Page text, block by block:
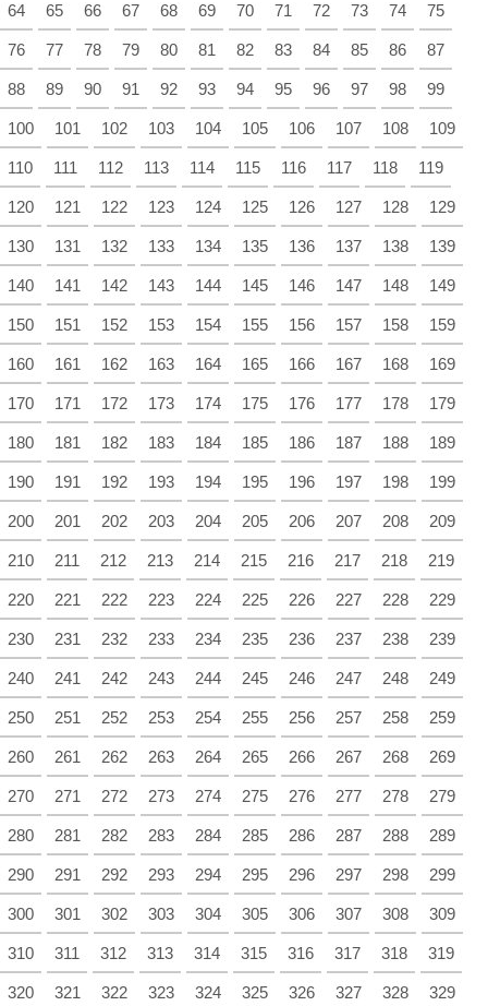
64 65 66 67 68 69 70 71 72 73 74 75
76 77 78 79 80 81 82 83 84 85 86 87
88 89 90 91 92 93 94 95 96 97 98 99
100 101 102 103 104 105 106 107 108 109
110 111 112 113 114 115 116 117 118 119
120 121 122 123 124 125 126 127 128 129
130 131 132 133 134 135 136 137 138 139
140 141 142 143 144 145 146 147 148 149
150 151 152 153 154 155 156 157 158 159
160 161 162 163 164 165 166 167 168 169
170 171 172 173 174 175 176 177 178 179
180 181 182 183 184 185 186 187 188 189
190 191 192 193 194 195 196 197 198 199
200 201 202 203 204 205 206 207 208 209
210 211 212 213 214 215 216 217 218 219
220 221 222 223 224 225 226 227 228 229
230 231 232 233 234 235 236 237 238 239
240 241 242 243 244 245 246 247 248 249
250 251 252 253 254 255 256 257 258 259
260 261 262 263 264 265 266 267 268 269
270 271 272 273 274 275 276 277 278 279
280 281 282 283 284 285 286 287 288 289
290 291 292 293 294 295 296 297 298 299
300 301 302 303 304 305 306 307 308 309
310 311 312 313 314 315 316 317 318 319
320 321 322 323 324 325 326 327 328 329